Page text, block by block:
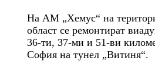
На АМ „Хемус“ на
област се ремонтират
36-ти, 37-ми и 51-ви
София на тунел „Витиня“.